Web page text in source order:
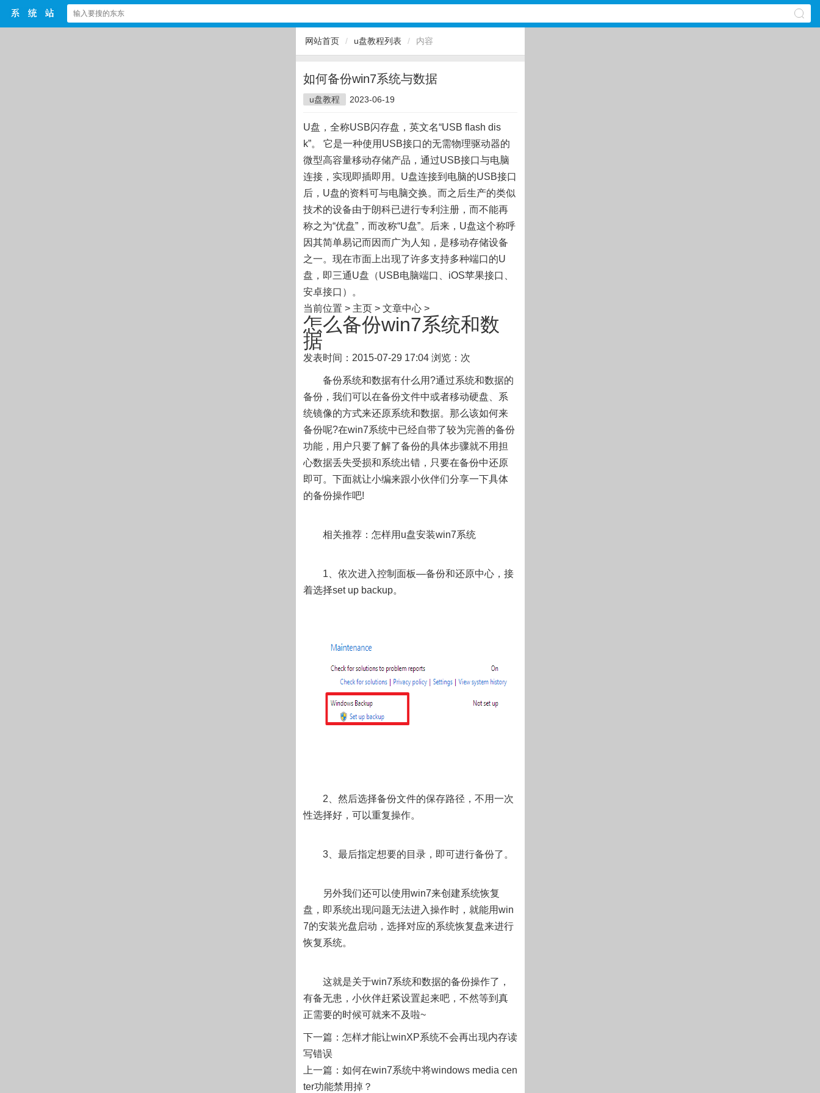
网站首页 / u盘教程列表 / 内容
如何备份win7系统与数据
u盘教程 2023-06-19
U盘，全称USB闪存盘，英文名“USB flash dis
k”。 它是一种使用USB接口的无需物理驱动器的
微型高容量移动存储产品，通过USB接口与电脑
连接，实现即插即用。U盘连接到电脑的USB接口
后，U盘的资料可与电脑交换。而之后生产的类似
技术的设备由于朗科已进行专利注册，而不能再
称之为“优盘”，而改称“U盘”。后来，U盘这个称呼
因其简单易记而因而广为人知，是移动存储设备
之一。现在市面上出现了许多支持多种端口的U
盘，即三通U盘（USB电脑端口、iOS苹果接口、
安卓接口）。
当前位置 > 主页 > 文章中心 >
怎么备份win7系统和数
据
发表时间：2015-07-29 17:04 浏览：次
备份系统和数据有什么用?通过系统和数据的
备份，我们可以在备份文件中或者移动硬盘、系
统镜像的方式来还原系统和数据。那么该如何来
备份呢?在win7系统中已经自带了较为完善的备份
功能，用户只要了解了备份的具体步骤就不用担
心数据丢失受损和系统出错，只要在备份中还原
即可。下面就让小编来跟小伙伴们分享一下具体
的备份操作吧!
相关推荐：怎样用u盘安装win7系统
1、依次进入控制面板—备份和还原中心，接
着选择set up backup。
2、然后选择备份文件的保存路径，不用一次
性选择好，可以重复操作。
3、最后指定想要的目录，即可进行备份了。
另外我们还可以使用win7来创建系统恢复
盘，即系统出现问题无法进入操作时，就能用win
7的安装光盘启动，选择对应的系统恢复盘来进行
恢复系统。
这就是关于win7系统和数据的备份操作了，
有备无患，小伙伴赶紧设置起来吧，不然等到真
正需要的时候可就来不及啦~
下一篇：怎样才能让winXP系统不会再出现内存读
写错误
上一篇：如何在win7系统中将windows media cen
ter功能禁用掉？